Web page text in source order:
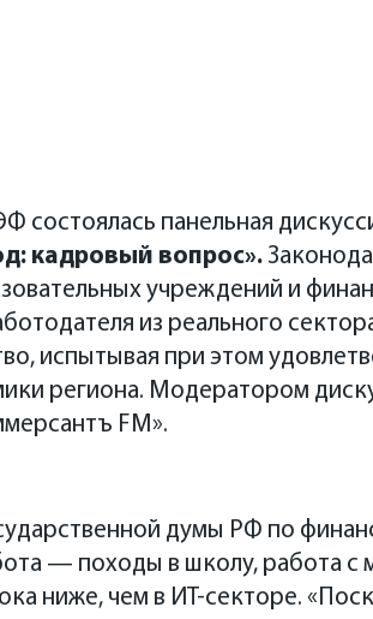
состоялась панельная
кадровый вопрос».
учреждений и
из реального
испытывая при этом
региона. Модератором
FM».
думы РФ по
— походы в школу, работа
ниже, чем в ИТ-секторе.